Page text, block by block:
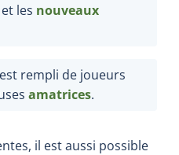
et les nouveaux
rempli de joueurs
amatrices.
il est aussi possible